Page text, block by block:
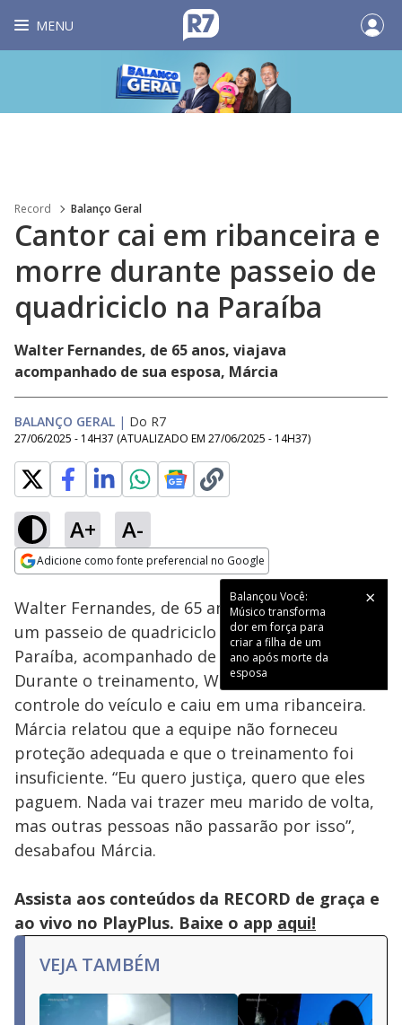
MENU
Record Balanço Geral
Cantor cai em ribanceira e
morre durante passeio de
quadriciclo na Paraíba
Walter Fernandes, de 65 anos, viajava
acompanhado de sua esposa, Márcia
BALANÇO GERAL | Do R7
27/06/2025 - 14H37 (ATUALIZADO EM 27/06/2025 - 14H37)
A+ A-
Adicione como fonte preferencial no Google
Balançou Você:
Músico transforma
dor em força para
criar a filha de um
ano após morte da
esposa
Ativar
Loaded
23.23%
Walter Fernandes, de 65 anos, faleceu durante
um passeio de quadriciclo na Praia do Conde,
Paraíba, acompanhado de sua esposa, Márcia.
Durante o treinamento, Walter perdeu o
controle do veículo e caiu em uma ribanceira.
Márcia relatou que a equipe não forneceu
proteção adequada e que o treinamento foi
insuficiente. “Eu quero justiça, quero que eles
paguem. Nada vai trazer meu marido de volta,
mas outras pessoas não passarão por isso”,
desabafou Márcia.
Assista aos conteúdos da RECORD de graça e
ao vivo no PlayPlus. Baixe o app aqui!
VEJA TAMBÉM